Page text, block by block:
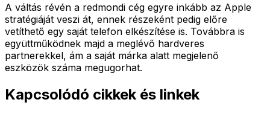
A váltás révén a redmondi cég egyre inkább az Apple
stratégiáját veszi át, ennek részeként pedig előre
vetíthető egy saját telefon elkészítése is. Továbbra is
együttműködnek majd a meglévő hardveres
partnerekkel, ám a saját márka alatt megjelenő
eszközök száma megugorhat.
Kapcsolódó cikkek és linkek